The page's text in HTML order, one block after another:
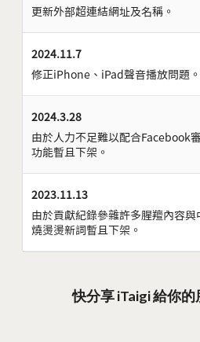
更新外部超連結網址及名稱。
2024.11.7
修正iPhone、iPad聲音播放問題。
2024.3.28
由於人力不足難以配合Facebook
功能暫且下架。
2023.11.13
由於貢獻紀錄參雜許多腥羶內容與
燒燙燙新詞暫且下架。
快分享 iTaigi 給你的